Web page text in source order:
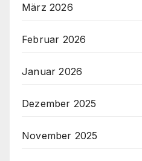
März 2026
Februar 2026
Januar 2026
Dezember 2025
November 2025